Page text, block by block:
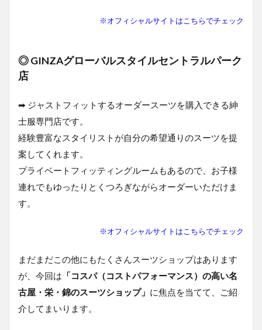
高い
屋・
栄・
錦の
コス
パの
高い
スー
ツシ
ョッ
1.2.1
【スーツ
セレクト_名古屋
セントラルパーク
栄】SUIT
SELECT_NAGOYA
CENTRAL PARK
※オフィシャルサイトはこちらでチェック
◎ GINZAグローバルスタイルセントラルパーク
店
➡ ジャストフィットするオーダースーツを購入できる紳
士服専門店です。
経験豊富なスタイリストが自分の希望通りのスーツを提
案してくれます。
プライベートフィッティングルームもあるので、お子様
連れでもゆったりとくつろぎながらオーダーいただけま
す。
※オフィシャルサイトはこちらでチェック
まだまだこの他にもたくさんスーツショップはあります
が、今回は 「コスパ（コストパフォーマンス）の高い名
古屋・栄・錦のスーツショップ」 に焦点を当てて、ご紹
介してまいります。